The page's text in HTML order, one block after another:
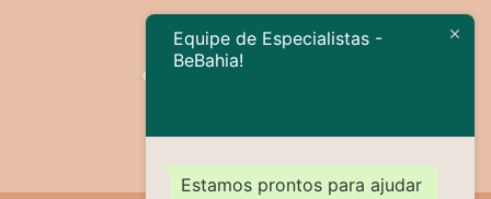
contato@bebahia.com.br
Equipe de Especialistas -
BeBahia!
Estamos prontos para ajudar